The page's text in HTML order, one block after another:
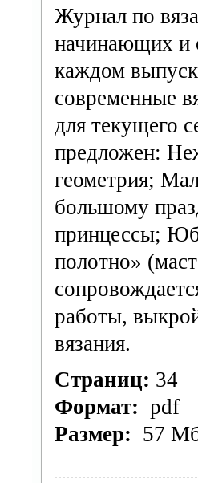
Журнал по
начинающих и
каждом
современные
для текущего
предложен:
геометрия;
большому
принцессы;
полотно»
работы,
вязания.
Страниц: 34
Формат: pdf
Размер: 57